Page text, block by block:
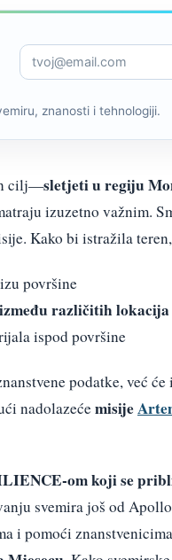
znanosti i tehnologiji.
cilj—sletjeti u regiju
izuzetno važnim.
Kako bi istražila
površine
različitih lokacija
ispod površine
podatke, već će
nadolazećemisije
om koji se
svemira još od
i pomoći